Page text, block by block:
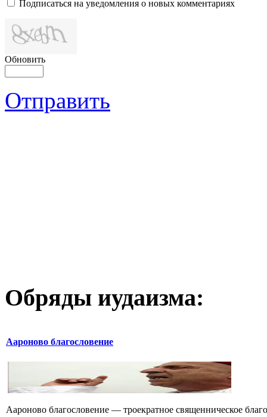
Подписаться на уведомления о новых комментариях
Обновить
Отправить
Обряды иудаизма:
Аароново благословение
Аароново благословение — троекратное священническое